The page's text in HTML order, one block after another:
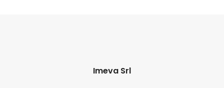
Imeva Srl